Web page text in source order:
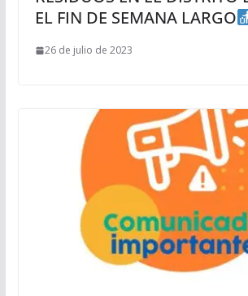
EL FIN DE SEMANA LARGO
26 de julio de 2023